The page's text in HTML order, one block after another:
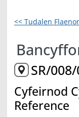
<< Tudalen
SR/008/
Cyfeirnod
Reference